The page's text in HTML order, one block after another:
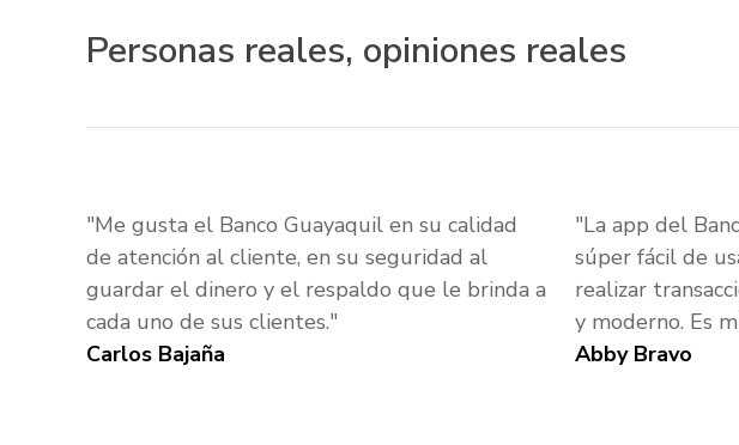
Personas reales, opiniones reales
"Me gusta el Banco Guayaquil en su calidad
de atención al cliente, en su seguridad al
guardar el dinero y el respaldo que le brinda a
cada uno de sus clientes."
Carlos Bajaña
"La app del
súper fácil de
realizar
y moderno. Es
Abby Bravo